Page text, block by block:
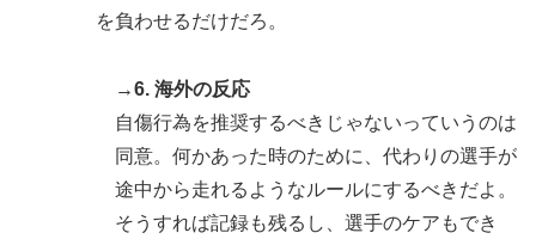
海外「中国が世界資産税を導入。財政不足を海外資産へ
日本旅行キャンセルすべきか…1万年ぶり史上最大級の
火山の兆し＝韓国の反応
を負わせるだけだろ。
→6. 海外の反応
自傷行為を推奨するべきじゃないっていうのは
同意。何かあった時のために、代わりの選手が
途中から走れるようなルールにするべきだよ。
そうすれば記録も残るし、選手のケアもでき